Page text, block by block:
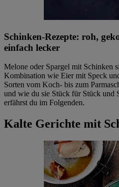
Schinken-Rezepte: roh,
einfach lecker
Melone oder Spargel mit Schinken
Kombination wie Eier mit Speck
Sorten vom Koch- bis zum
und wie du sie Stück für Stück und
erfährst du im Folgenden.
Kalte Gerichte mit